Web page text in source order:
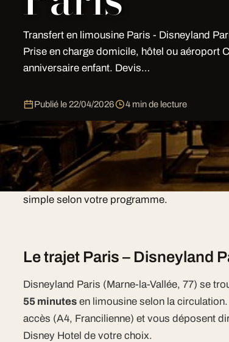
Transfert en limousine Paris - Disneyland
Prise en charge domicile, hôtel ou aéroport
anniversaire enfant. Devis…
Publié le 22/04/2026 4 min de lecture
Faites de votre journée à Disneyland Paris
kilomètre. My Limousine Paris assure votre
votre hôtel ou les aéroports CDG et Orly
simple selon votre programme.
Le trajet Paris – Disneyland
Disneyland Paris (Marne-la-Vallée, 77) se
55 minutes en limousine selon la
accès (A4, Francilienne) et vous déposent
Disney Hotel de votre choix.